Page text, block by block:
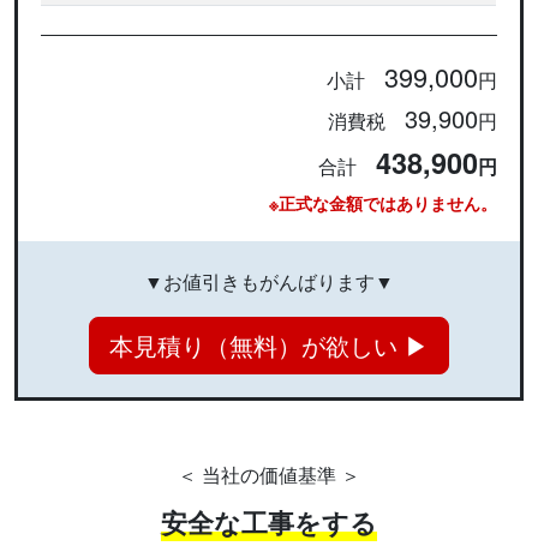
小計 399,000円
消費税 39,900円
合計 438,900円
※正式な金額ではありません。
▼お値引きもがんばります▼
本見積り（無料）が欲しい ▶
＜ 当社の価値基準 ＞
安全な工事をする